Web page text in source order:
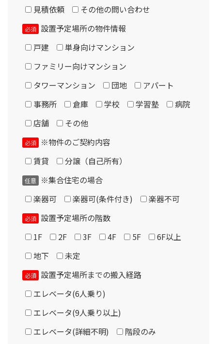
税込お支払総額
Please enter the security code
3 + 3 =
エアコンは付属しません。設置ご希望の場合はご相談下さ
い。（1.2畳以上に設置可能）
納入に際し、マンション・ビル側への許可申請や、近隣と
係書類作成及び提出、近隣への挨拶廻りや許可取り、住民
説明会の実施、防災設備等の現地打合せ、ハウスメーカー
やゼネコン等との打合せ等が必要となる場合や、お客様以
外の施工業者との契約（下請）となる場合は、別途諸経費
が必要です。
掲載商品は中古品のため多少の汚れ・傷などが有る場合が
あります。梱包した状態で倉庫保管しておりますので、組
立状態での展示は行っておりません。
保守部品についてはメーカー生産完了となっている場合が
設置場所に応じてドア・換気扇・FIX窓・音場パネル類の
位置変更が可能ですが、モデルによって制限があります。
ドアの開き方向（内外／左右）の変更はできません。
「アビテックスミニ AUK・ANUK」には天井取付型の換気
扇が付属しますが、故障した場合は現行の壁掛式換気扇の
見積依頼
その他の問い合わせ
必須 設置予定場所の物件情報
戸建
単身向けマンション
ファミリー向けマンション
タワーマンション
団地
アパート
事務所
倉庫 学校 学習塾
病院
店舗
その他
必須
※物件のご契約内容
賃貸
分譲（自己所有）
任意
※集合住宅の場合
楽器可
楽器可(条件付き) 楽器不可
必須 設置予定場所の階数
1F
2F 3F 4F 5F
6F以上
地下
未定
必須 設置予定場所までの搬入経路
エレベータ(6人乗り)
エレベータ(9人乗り以上)
エレベータ(詳細不明)
階段のみ